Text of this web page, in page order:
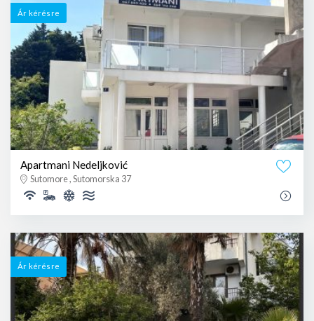
Ár kérésre
Apartmani Nedeljković
Sutomore , Sutomorska 37
Ár kérésre